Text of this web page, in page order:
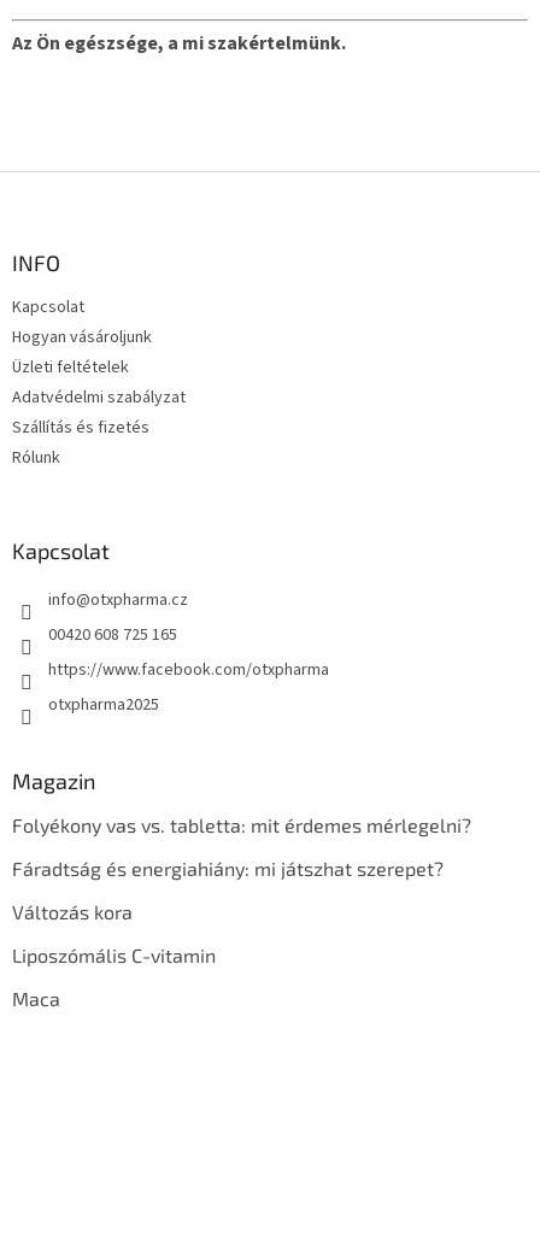
Az Ön egészsége, a mi szakértelmünk.
INFO
Kapcsolat
Hogyan vásároljunk
Üzleti feltételek
Adatvédelmi szabályzat
Szállítás és fizetés
Rólunk
Kapcsolat
info@otxpharma.cz
00420 608 725 165
https://www.facebook.com/otxpharma
otxpharma2025
Magazin
Folyékony vas vs. tabletta: mit érdemes mérlegelni?
Fáradtság és energiahiány: mi játszhat szerepet?
Változás kora
Liposzómális C-vitamin
Maca